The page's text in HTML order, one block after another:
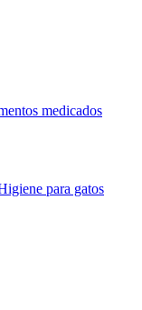
medicados
para gatos